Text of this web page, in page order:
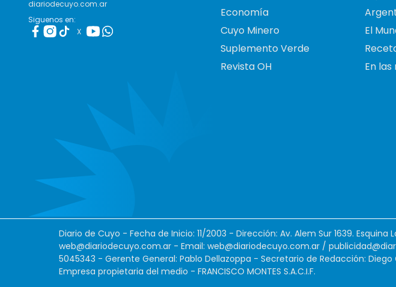
diariodecuyo.com.ar
Siguenos en:
X
Economía
Cuyo Minero
Suplemento Verde
Revista OH
El
En
Diario de Cuyo - Fecha de Inicio: 11/2003 - Dirección: Av. Alem Sur 1639.
web@diariodecuyo.com.ar - Email: web@diariodecuyo.com.ar /
5045343 - Gerente General: Pablo Dellazoppa - Secretario de Redacción:
Empresa propietaria del medio - FRANCISCO MONTES S.A.C.I.F.